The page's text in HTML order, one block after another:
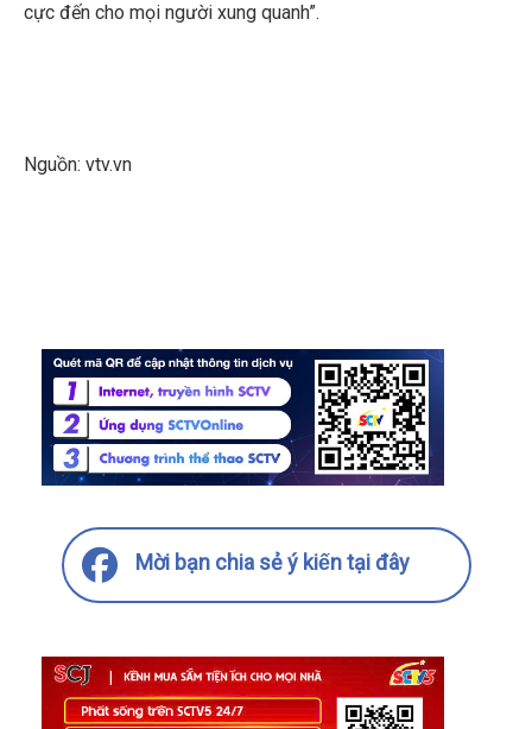
cực đến cho mọi người xung quanh”.
Nguồn: vtv.vn
Mời bạn chia sẻ ý kiến tại đây